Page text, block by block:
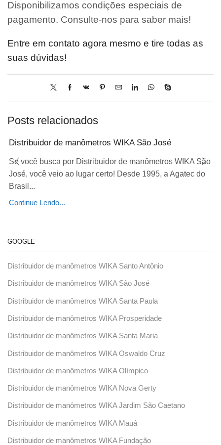
Disponibilizamos condições especiais de
pagamento. Consulte-nos para saber mais!
Entre em contato agora mesmo e tire todas as
suas dúvidas!
Posts relacionados
Distribuidor de manômetros WIKA São José
Se você busca por Distribuidor de manômetros WIKA São
José, você veio ao lugar certo! Desde 1995, a Agatec do
Brasil...
Continue Lendo...
GOOGLE
Distribuidor de manômetros WIKA Santo Antônio
Distribuidor de manômetros WIKA São José
Distribuidor de manômetros WIKA Santa Paula
Distribuidor de manômetros WIKA Prosperidade
Distribuidor de manômetros WIKA Santa Maria
Distribuidor de manômetros WIKA Oswaldo Cruz
Distribuidor de manômetros WIKA Olímpico
Distribuidor de manômetros WIKA Nova Gerty
Distribuidor de manômetros WIKA Jardim São Caetano
Distribuidor de manômetros WIKA Mauá
Distribuidor de manômetros WIKA Fundação